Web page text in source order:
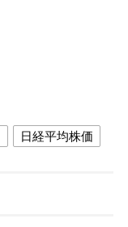
日経平均株価